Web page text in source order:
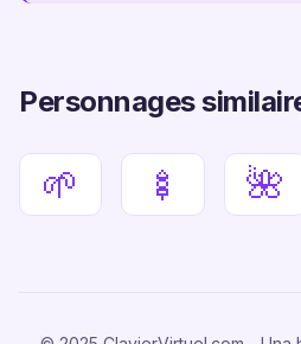
Personnages
🌱 🍢 🌺